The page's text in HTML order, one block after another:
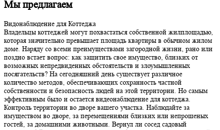
Мы предлагаем
Видонаблюдение для Коттеджа
Владельцы коттеджей могут похвастаться собственной жилплощадью,
которая значительно превышает площадь квартиры в обычном жилом
доме. Наряду со всеми преимуществами загородной жизни, рано или
поздно встает вопрос: как защитить свое имущество, близких от
возможных непредвиденных обстоятельств и злоумышленных
посягательств? На сегодняшний день существует различное
количество методов, обеспечивающих сохранность частной
собственности и безопасность людей на этой территории. Но самым
эффективным было и остается видеонаблюдение для коттеджа.
Контроль территории во дворе вашего участка. Наблюдайте за
имуществом во дворе, за перемещениями близких или непрошеных
гостей, за домашними животными. Вернул ли сосед садовый